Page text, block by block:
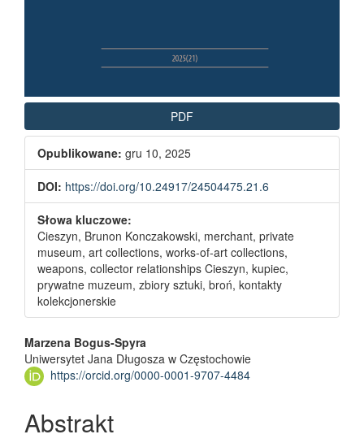
PDF
Opublikowane: gru 10, 2025
DOI: https://doi.org/10.24917/24504475.21.6
Słowa kluczowe:
Cieszyn, Brunon Konczakowski, merchant, private
museum, art collections, works-of-art collections,
weapons, collector relationships Cieszyn, kupiec,
prywatne muzeum, zbiory sztuki, broń, kontakty
kolekcjonerskie
Main Article Content
Marzena Bogus-Spyra
Uniwersytet Jana Długosza w Częstochowie
https://orcid.org/0000-0001-9707-4484
Abstrakt